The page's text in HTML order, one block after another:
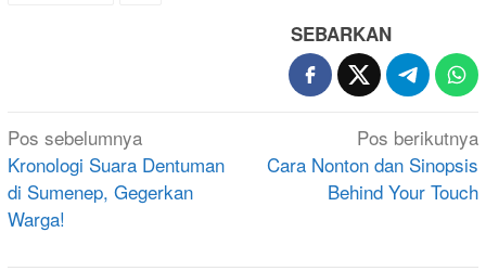
SEBARKAN
Navigasi
pos
Pos sebelumnya
Kronologi Suara Dentuman
di Sumenep, Gegerkan
Warga!
Pos berikutnya
Cara Nonton dan Sinopsis
Behind Your Touch